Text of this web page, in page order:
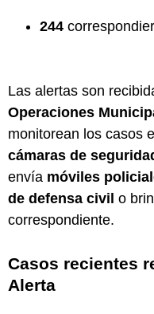
244
Las alertas son
Operaciones
monitorean los casos
cámaras de
envía móviles
de defensa civil o
correspondiente.
Casos recientes
Alerta